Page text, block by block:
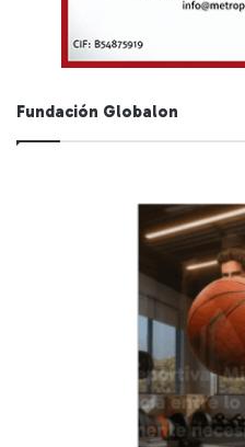
Fundación Globalon